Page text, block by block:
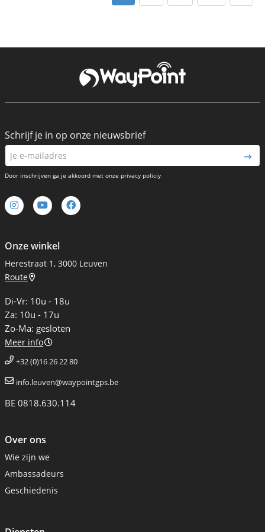
Onze winkel
Herestraat 1, 3000 Leuven
Route
Di-Vr: 10u - 18u
Za: 10u - 17u
Zo-Ma: gesloten
Meer info
+32 (0)16 26 22 80
info.leuven@waypointgps.be
BE 0818.630.114
Over ons
Wie zijn we
Ambassadeurs
Geschiedenis
Schrijf je in op onze nieuwsbrief
Door inschrijven ga je akkoord met onze privacy policiy